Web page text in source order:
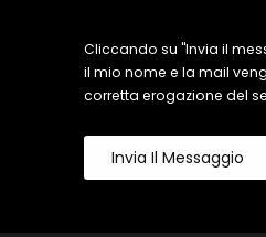
Cliccando su "Invia il
il mio nome e la mail
corretta erogazione del
Invia Il Messaggio